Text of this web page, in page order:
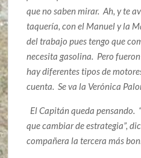
que no saben mirar. Ah, y te
taquería, con el Manuel y la
del trabajo pues tengo que
necesita gasolina. Pero
hay diferentes tipos de
cuenta. Se va la Verónica
El Capitán queda pensando.
que cambiar de estrategia”,
compañera la tercera más